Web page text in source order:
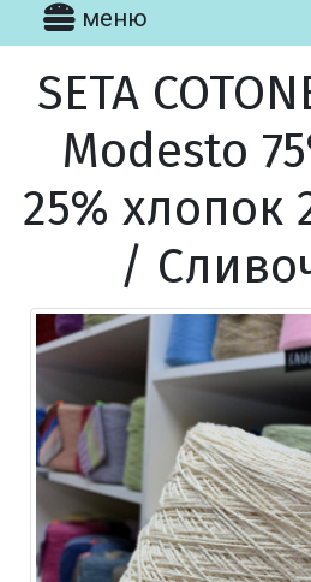
меню
SETA
Modesto
25% хлопок
/